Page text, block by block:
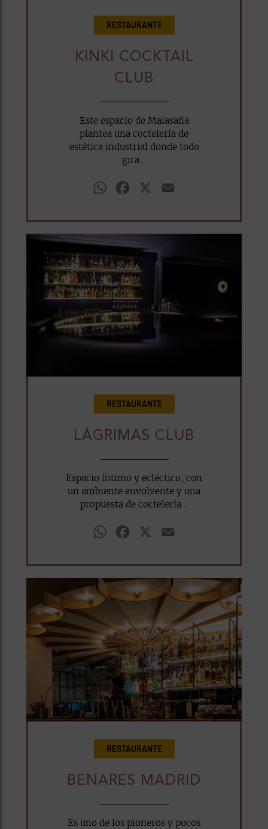
RESTAURANTE
KINKI COCKTAIL
CLUB
Este espacio de Malasaña
plantea una coctelería de
estética industrial donde todo
gira...
WhatsAppFacebook
RESTAURANTE
LÁGRIMAS CLUB
Espacio íntimo y ecléctico, con
un ambiente envolvente y una
propuesta de coctelería...
WhatsAppFacebook
RESTAURANTE
BENARES MADRID
Es uno de los pioneros y pocos